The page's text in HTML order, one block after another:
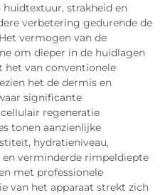
strakheid en
verbetering gedurende de
vermogen van de
om dieper in de huidlagen
het van conventionele
het de dermis en
significante
regeneratie
tonen aanzienlijke
hydratieniveau,
verminderde rimpeldiepte
met professionele
van het apparaat strekt zich